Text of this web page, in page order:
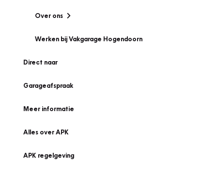
Over ons
Werken bij Vakgarage Hogendoorn
Direct naar
Garageafspraak
Meer informatie
Alles over APK
APK regelgeving